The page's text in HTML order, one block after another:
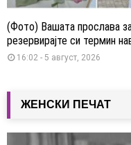
(Фото) Вашата прослава
резервирајте си термин
16:02 - 5 август, 2026
ЖЕНСКИ ПЕЧАТ